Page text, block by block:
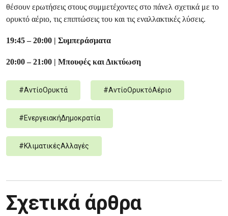
θέσουν ερωτήσεις στους συμμετέχοντες στο πάνελ σχετικά με το
ορυκτό αέριο, τις επιπτώσεις του και τις εναλλακτικές λύσεις.
19:45 – 20:00 | Συμπεράσματα
20:00 – 21:00 | Μπουφές και Δικτύωση
#ΑντίοΟρυκτά #ΑντίοΟρυκτόΑέριο
#ΕνεργειακήΔημοκρατία
#ΚλιματικέςΑλλαγές
Σχετικά άρθρα